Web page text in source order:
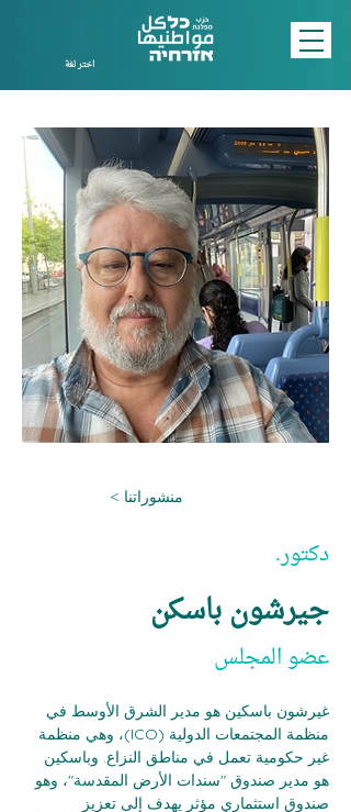
اختر لغة
< منشوراتنا
دكتور.
جيرشون باسكن
عضو المجلس
غيرشون باسكين هو مدير الشرق الأوسط في
منظمة المجتمعات الدولية (ICO)، وهي منظمة
غير حكومية تعمل في مناطق النزاع. وباسكين
هو مدير صندوق "سندات الأرض المقدسة"، وهو
صندوق استثماري مؤثر يهدف إلى تعزيز